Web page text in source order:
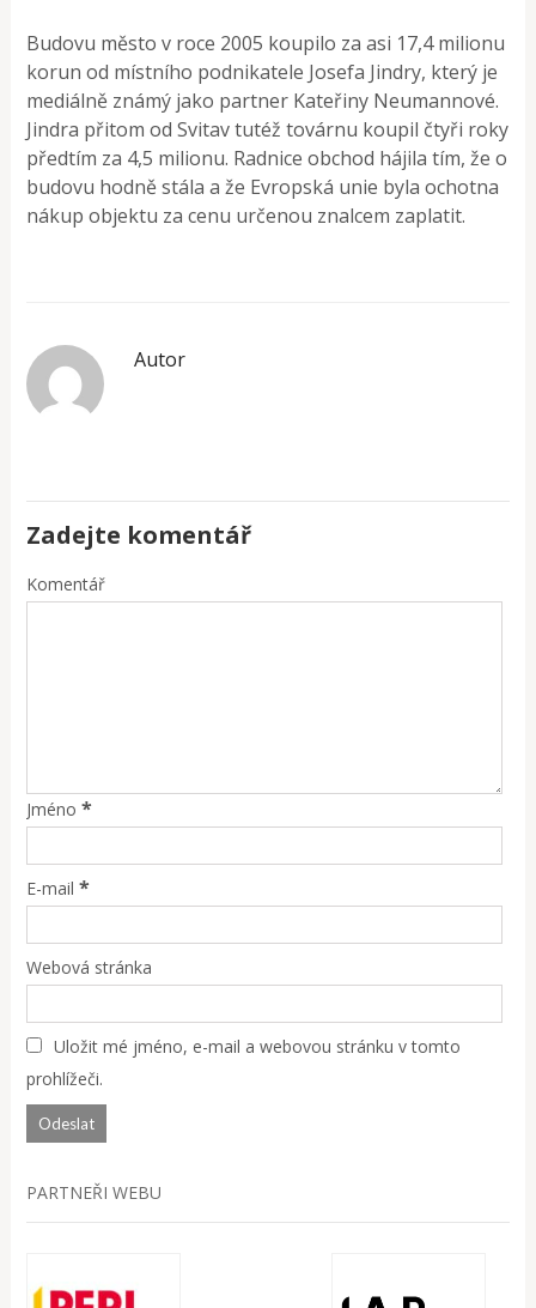
Budovu město v roce 2005 koupilo za asi 17,4 milionu
korun od místního podnikatele Josefa Jindry, který je
mediálně známý jako partner Kateřiny Neumannové.
Jindra přitom od Svitav tutéž továrnu koupil čtyři roky
předtím za 4,5 milionu. Radnice obchod hájila tím, že o
budovu hodně stála a že Evropská unie byla ochotna
nákup objektu za cenu určenou znalcem zaplatit.
Autor
Zadejte komentář
Komentář
Jméno *
E-mail *
Webová stránka
Uložit mé jméno, e-mail a webovou stránku v tomto
prohlížeči.
PARTNEŘI WEBU